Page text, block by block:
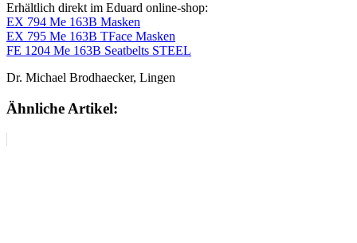
Erhältlich direkt im Eduard online-shop:
EX 794 Me 163B Masken
EX 795 Me 163B TFace Masken
FE 1204 Me 163B Seatbelts STEEL
Dr. Michael Brodhaecker, Lingen
Ähnliche Artikel: